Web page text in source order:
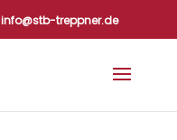
info@stb-treppner.de